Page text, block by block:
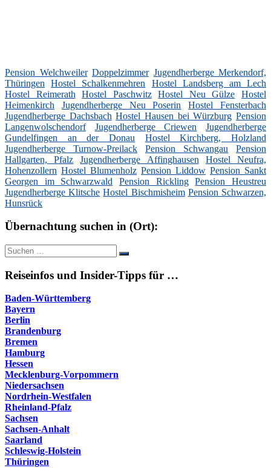
Pension Welchweiler Doppelzimmer Jugendherberge Merkendorf,
Thüringen
Hostel Schalkenmehren
Hostel Landsberg am Lech
Hostel Reimerath
Hostel Paschwitz Hostel Neu Gülze
Hostel
Heimenkirch
Jugendherberge Neu Poserin
Hostel Fensterbach
Jugendherberge Dachsbach Hostel Hausen bei Würzburg Pension
Langenwolschendorf
Jugendherberge Criewen
Jugendherberge
Gundelfingen an der Donau
Hostel Kirchberg, Holzland
Jugendherberge Turnow-Preilack
Pension Schwangau
Pension
Hallgarten, Pfalz
Jugendherberge Affinghausen
Hostel Neufra,
Hohenzollern Hostel Blumenholz Pension Liddow Pension Sankt
Georgen im Schwarzwald
Pension Rickling
Pension Heustreu
Jugendherberge Klitsche Hostel Bischmisheim Pension Schwarzen,
Hunsrück
Übernachtung suchen in (Ort):
Suche
nach:
Suchen
Reiseinfos und Insider-Tipps für …
Baden-Württemberg
Bayern
Berlin
Brandenburg
Bremen
Hamburg
Hessen
Mecklenburg-Vorpommern
Niedersachsen
Nordrhein-Westfalen
Rheinland-Pfalz
Sachsen
Sachsen-Anhalt
Saarland
Schleswig-Holstein
Thüringen